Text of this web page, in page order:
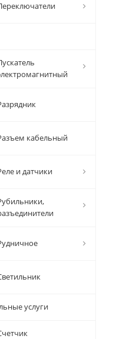
кабельный
и датчики
услуги